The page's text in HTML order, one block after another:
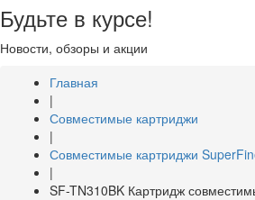
Будьте в курсе!
Новости, обзоры и акции
Главная
|
Совместимые картриджи
|
Совместимые картриджи
|
SF-TN310BK Картридж